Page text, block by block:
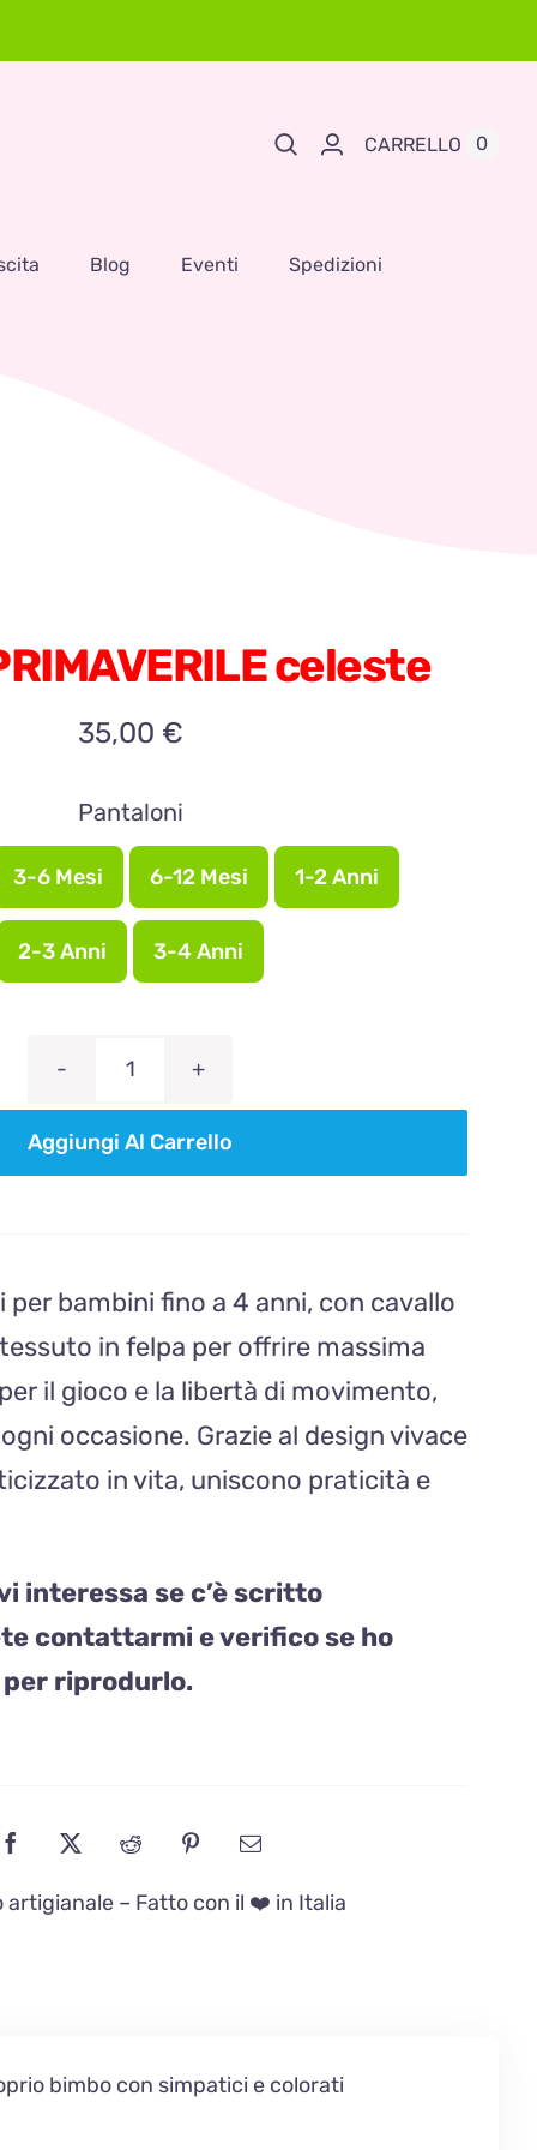
CARRELLO 0
Blog Eventi Spedizioni
celeste
35,00 €
Pantaloni
3-6 Mesi 6-12 Mesi 1-2 Anni
2-3 Anni 3-4 Anni
PANTS
celeste
Aggiungi Al Carrello
bambini fino a 4 anni, con cavallo
in felpa per offrire massima
il gioco e la libertà di movimento,
occasione. Grazie al design vivace
in vita, uniscono praticità e
interessa se c’è scritto
contattarmi e verifico se ho
riprodurlo.
artigianale – Fatto con il ❤️ in Italia
bimbo con simpatici e colorati